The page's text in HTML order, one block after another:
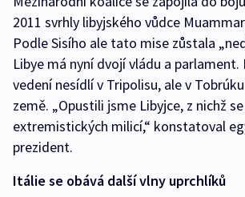
2011 svrhly libyjského vůdce
Podle Sisího ale tato mise zůstala
Libye má nyní dvojí vládu a
vedení nesídlí v Tripolisu, ale v
země. „Opustili jsme Libyjce, z nichž
extremistických milicí,“ konstatoval
prezident.
Itálie se obává další vlny uprchlíků